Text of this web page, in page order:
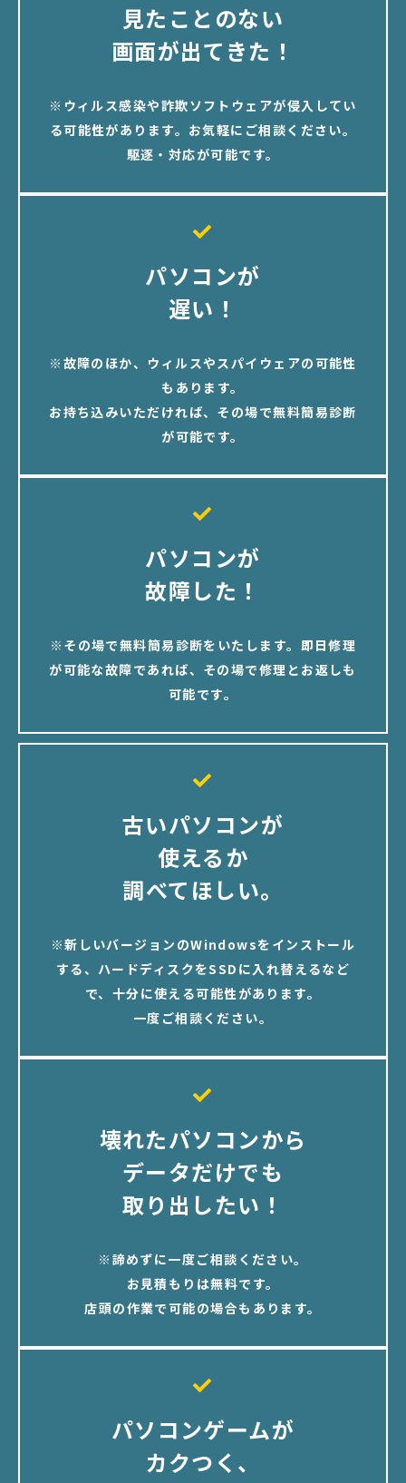
見たことのない
画面が出てきた！
※ウィルス感染や詐欺ソフトウェアが侵入してい
る可能性があります。お気軽にご相談ください。
駆逐・対応が可能です。
パソコンが
遅い！
※故障のほか、ウィルスやスパイウェアの可能性
もあります。
お持ち込みいただければ、その場で無料簡易診断
が可能です。
パソコンが
故障した！
※その場で無料簡易診断をいたします。即日修理
が可能な故障であれば、その場で修理とお返しも
可能です。
古いパソコンが
使えるか
調べてほしい。
※新しいバージョンのWindowsをインストール
する、ハードディスクをSSDに入れ替えるなど
で、十分に使える可能性があります。
一度ご相談ください。
壊れたパソコンから
データだけでも
取り出したい！
※諦めずに一度ご相談ください。
お見積もりは無料です。
店頭の作業で可能の場合もあります。
パソコンゲームが
カクつく、